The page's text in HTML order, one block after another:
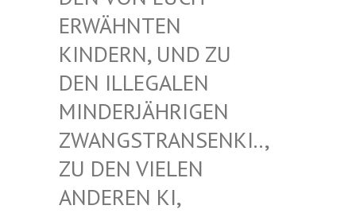
RWÄHNTEN K
INDERN, UND ZU D
EN ILLEGALEN M
INDERJÄHRIGEN Z
WANGSTRANSENKI.., Z
U DEN VIELEN A
NDEREN KI, W